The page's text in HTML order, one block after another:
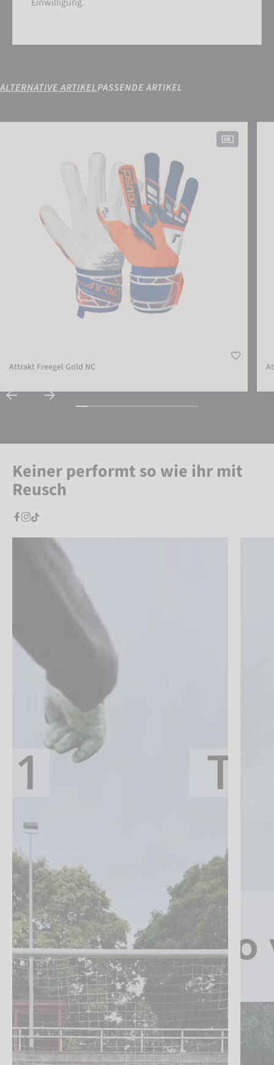
EXTERNE MEDIEN AKZEPTIEREN
ALTERNATIVE ARTIKELPASSENDE ARTIKEL
Attrakt Freegel Gold NC
Keiner performt so wie ihr mit
Reusch